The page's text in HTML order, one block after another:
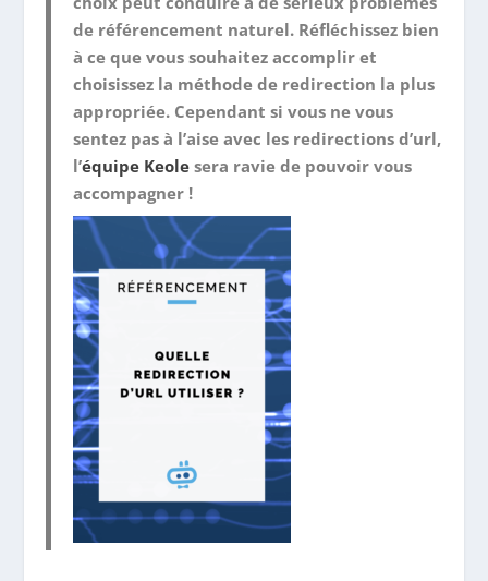
de référencement naturel. Réfléchissez bien
à ce que vous souhaitez accomplir et
choisissez la méthode de redirection la plus
appropriée. Cependant si vous ne vous
sentez pas à l’aise avec les redirections d’url,
l’équipe Keole sera ravie de pouvoir vous
accompagner !